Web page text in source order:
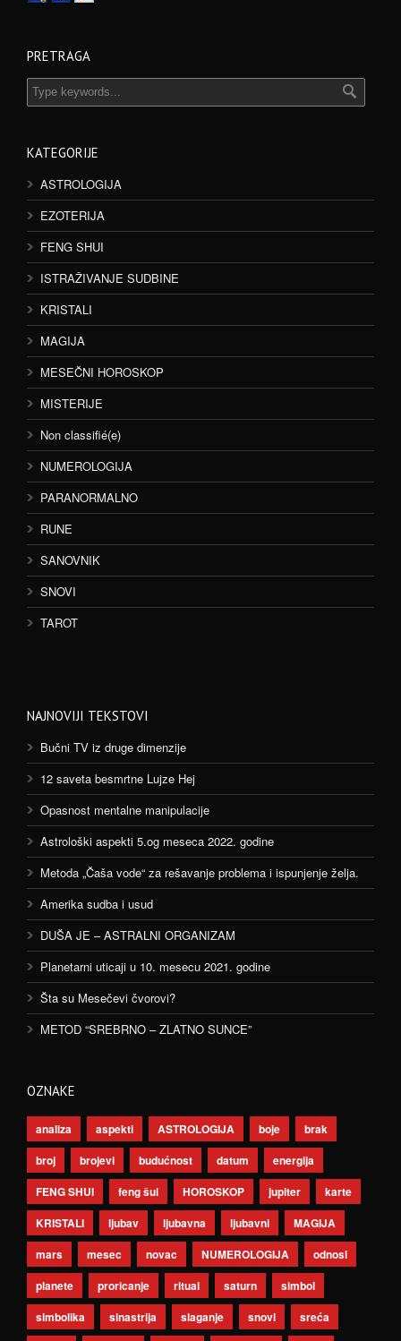
PRETRAGA
KATEGORIJE
ASTROLOGIJA
EZOTERIJA
FENG SHUI
ISTRAŽIVANJE SUDBINE
KRISTALI
MAGIJA
MESEČNI HOROSKOP
MISTERIJE
Non classifié(e)
NUMEROLOGIJA
PARANORMALNO
RUNE
SANOVNIK
SNOVI
TAROT
NAJNOVIJI TEKSTOVI
Bučni TV iz druge dimenzije
12 saveta besmrtne Lujze Hej
Opasnost mentalne manipulacije
Astrološki aspekti 5.og meseca 2022. godine
Metoda „Čaša vode“ za rešavanje problema i ispunjenje želja.
Amerika sudba i usud
DUŠA JE – ASTRALNI ORGANIZAM
Planetarni uticaji u 10. mesecu 2021. godine
Šta su Mesečevi čvorovi?
METOD “SREBRNO – ZLATNO SUNCE”
OZNAKE
analiza aspekti ASTROLOGIJA boje
brak
broj
brojevi budućnost datum
energija
FENG SHUI
feng šui HOROSKOP jupiter
karte
KRISTALI
ljubav ljubavna ljubavni
MAGIJA
mars
mesec novac NUMEROLOGIJA
odnosi
planete
proricanje ritual saturn
simbol
simbolika
sinastrija slaganje snovi
sreća